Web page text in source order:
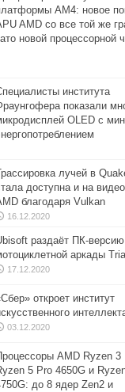
АМ4: новое
AMD со все той же
новой процессорной
института
показали
OLED с
лучей в
доступна и на
благодаря Vulkan
16.12.2020
раздаёт ПК-версию
аркады
17.12.2020
откроет институт
03.12.2020
AMD Ryzen 3
5 Pro 4650G и
до 8 ядер Zen2 и